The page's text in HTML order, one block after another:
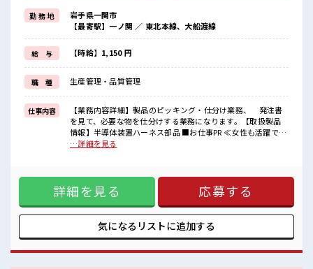
ほどよく稼げます♪
≪週休2日制≫
週末は家族や友人と一緒にプライベート満喫！
≪髪型自由≫
基本的に髪色自由で明るすぎたり奇抜でなければOKです！
(規定有)≪ラクラク制服アリ≫
制服があるので、
毎日の服装の悩み解消♪
≪収入アップを目指せる≫
高時給だらけの派遣のお仕事です！
■職場の雰囲気
女性も活躍しやすい雰囲気の職場です！
モチベーションもUP！
仕事の合間の息抜きは休憩室で♪
勤 務 地
岩手県一関市
【最寄駅】一ノ関 ／ 東北本線、大船渡線
給 与 【時給】1,150 円
職 種 生産管理・品質管理
仕事内容
【業務内容詳細】製品のピッキング・仕分け業務、 発注書
を見て、必要な物を仕分けする業務になります。【取扱製品
情報】半導体装置ハーネス部品 ■お仕事PR ≪女性も活躍でき
る職場≫ もちろん男性の応募も歓迎です！ ≪ちょっとの残業
≪髪型自由≫ 基本的に髪色自由で明るすぎたり奇抜でなけれ
ばOKです！ (規定有)≪ラクラク制服アリ≫ 制服があるので、
毎日の服装の悩み解消♪ ≪収入アップを目指せる≫ 高時給だ
らけの派遣のお仕事です！ ■職場の雰囲気 女性も活躍しやす
い雰囲気の職場です！ 髪型・髪色自由♪ 派手過ぎなければ
OKだから、 モチベーションもUP！ 仕事の合間の息抜きは休
…詳細を見る
詳細を見る 応募する
気になるリストに追加する